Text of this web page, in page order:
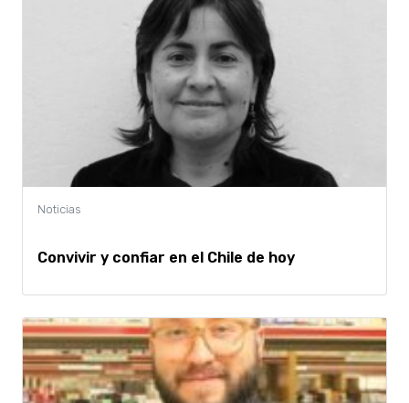
Convivir y confiar en el Chile de hoy